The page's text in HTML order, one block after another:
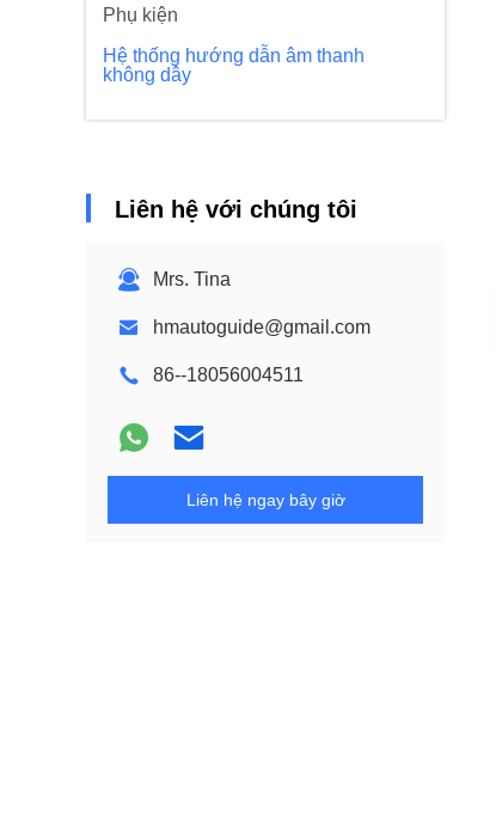
Phụ kiện
Hệ thống hướng dẫn âm thanh
không dây
Liên hệ với chúng tôi
Mrs. Tina
hmautoguide@gmail.com
86--18056004511
Liên hệ ngay bây giờ